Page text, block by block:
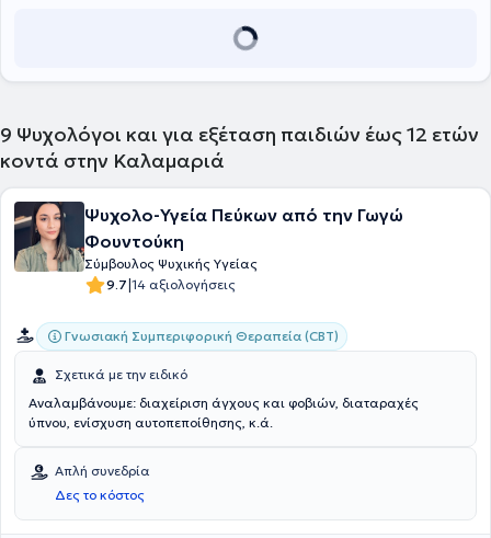
9 Ψυχολόγοι και για εξέταση παιδιών έως 12 ετών
κοντά στην Καλαμαριά
Ψυχολο-Υγεία Πεύκων από την Γωγώ
Φουντούκη
Σύμβουλος Ψυχικής Υγείας
9.7|14 αξιολογήσεις
Γνωσιακή Συμπεριφορική Θεραπεία (CBT)
Σχετικά με την ειδικό
Αναλαμβάνουμε: διαχείριση άγχους και φοβιών, διαταραχές
ύπνου, ενίσχυση αυτοπεποίθησης, κ.ά.
Απλή συνεδρία
Δες το κόστος